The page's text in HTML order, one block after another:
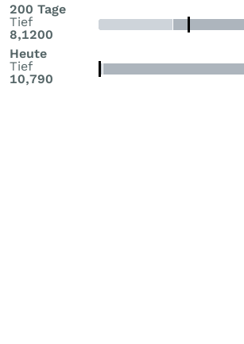
200 Tage
Tief
8,1200
Heute
Tief
10,790